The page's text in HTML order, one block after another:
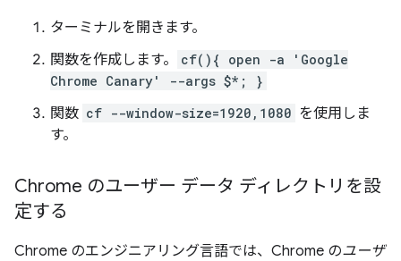
ターミナルを開きます。
関数を作成します。
cf(){ open -a 'Google
Chrome Canary' --args $*; }
関数 cf --window-size=1920,1080 を使用しま
す。
Chrome のユーザー データ ディレクトリを設
定する
Chrome のエンジニアリング言語では、Chrome のユーザ